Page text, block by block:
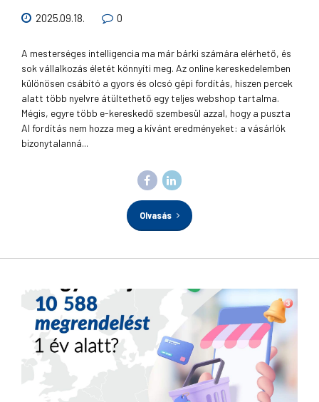
2025.09.18. 0
A mesterséges intelligencia ma már bárki számára elérhető, és
sok vállalkozás életét könnyíti meg. Az online kereskedelemben
különösen csábító a gyors és olcsó gépi fordítás, hiszen percek
alatt több nyelvre átültethető egy teljes webshop tartalma.
Mégis, egyre több e-kereskedő szembesül azzal, hogy a puszta
AI fordítás nem hozza meg a kívánt eredményeket: a vásárlók
bizonytalanná...
Olvasás